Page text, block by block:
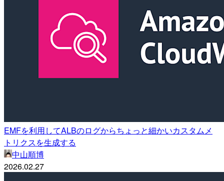
EMFを利用してALBのログからちょっと細かいカスタムメ
トリクスを生成する
中山順博
2026.02.27